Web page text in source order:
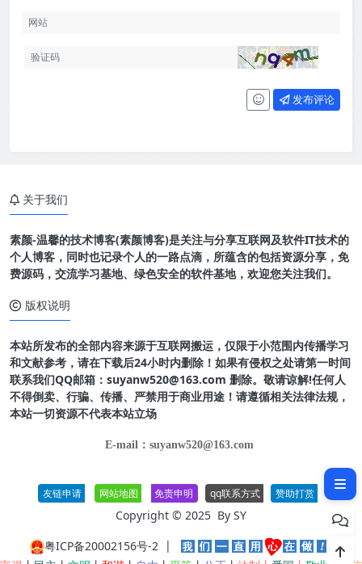
发布评论
软件功能
关于我们
素颜-温馨的技术博客(素颜博客)是关注与分享互联网及软件IT技术的
个人博客，同时也记录个人的一路点滴，所蕴含的包括资源分享，免
费源码，交流学习基地、绿色安全的软件基地，欢迎您关注我们。
版权说明
本站所发布的全部内容来源于互联网搬运，仅限于小范围内传播学习
和文献参考，请在下载后24小时内删除！如果有侵权之处请第一时间
联系我们QQ邮箱：suyanw520@163.com 删除。敬请谅解!任何人
不得倒卖、行骗、传播、严禁用于商业用途！请遵循相关法律法规，
本站一切资源不代表本站立场
E-mail：suyanw520@163.com
友链申请 网站地图 免责申明 qq联系方式 赞助打赏
Copyright © 2025 By SY
粤ICP备20002156号-2 |